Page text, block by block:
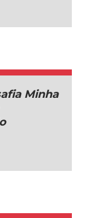
Minha